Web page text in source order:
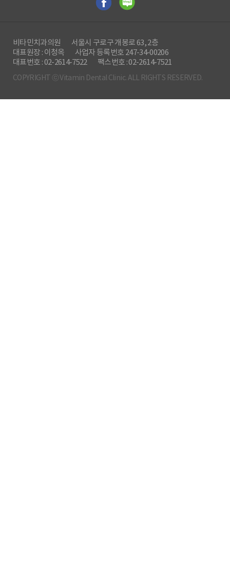
비타민치과의원
서울시 구로구 개봉로 63, 2층
대표원장 : 이청옥
사업자 등록번호 247-34-00206
대표번호 : 02-2614-7522
팩스번호 : 02-2614-7521
COPYRIGHT ⓒ Vitamin Dental Clinic. ALL RIGHTS RESERVED.